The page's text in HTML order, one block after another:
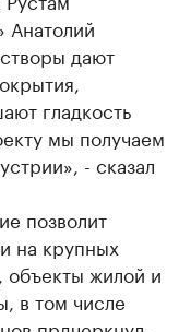
Анатолий
дают
гладкость
мы получаем
- сказал
позволит
на крупных
жилой и
в том числе